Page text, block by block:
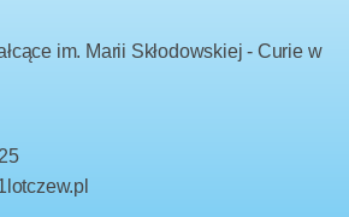
im. Marii Skłodowskiej - Curie w